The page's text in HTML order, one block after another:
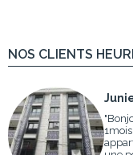
NOS CLIENTS